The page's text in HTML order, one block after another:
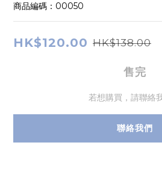
商品編碼：00050
HK$120.00 HK$138.00
售完
若想購買，請聯絡我
聯絡我們